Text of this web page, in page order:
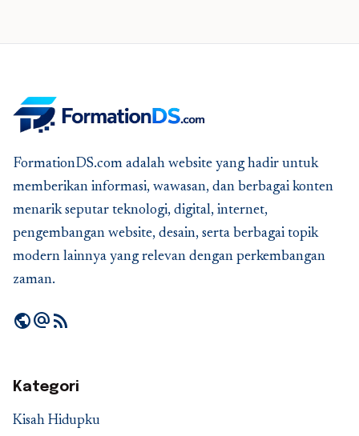
FormationDS.com adalah website yang hadir untuk
memberikan informasi, wawasan, dan berbagai konten
menarik seputar teknologi, digital, internet,
pengembangan website, desain, serta berbagai topik
modern lainnya yang relevan dengan perkembangan
zaman.
publicalternate_emailrss_feed
Kategori
Kisah Hidupku